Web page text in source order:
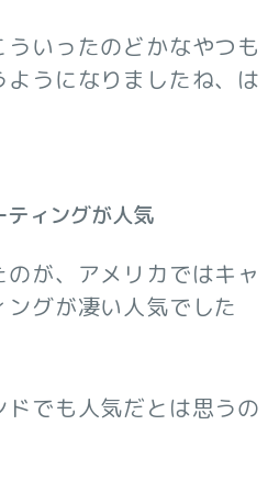
ういったのどかなやつも
うになりましたね、は
ティングが人気
が、アメリカではキャ
グが凄い人気でした
でも人気だとは思うの